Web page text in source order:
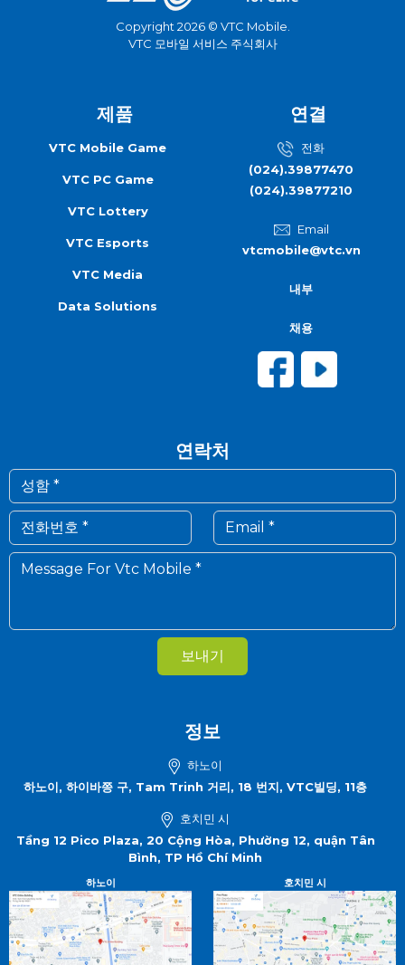
Copyright 2026 © VTC Mobile.
VTC 모바일 서비스 주식회사
제품
VTC Mobile Game
VTC PC Game
VTC Lottery
VTC Esports
VTC Media
Data Solutions
연결
전화
(024).39877470
(024).39877210
Email
vtcmobile@vtc.vn
내부
채용
연락처
보내기
정보
하노이
하노이, 하이바쯩 구, Tam Trinh 거리, 18 번지, VTC빌딩, 11층
호치민 시
Tầng 12 Pico Plaza, 20 Cộng Hòa, Phường 12, quận Tân
Bình, TP Hồ Chí Minh
하노이 호치민 시